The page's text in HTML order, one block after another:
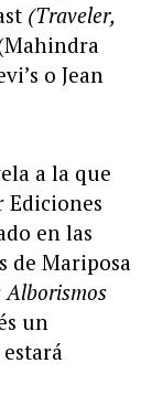
(Traveler,
o Jean
a la que
Ediciones
en las
de Mariposa
Alborismos
un